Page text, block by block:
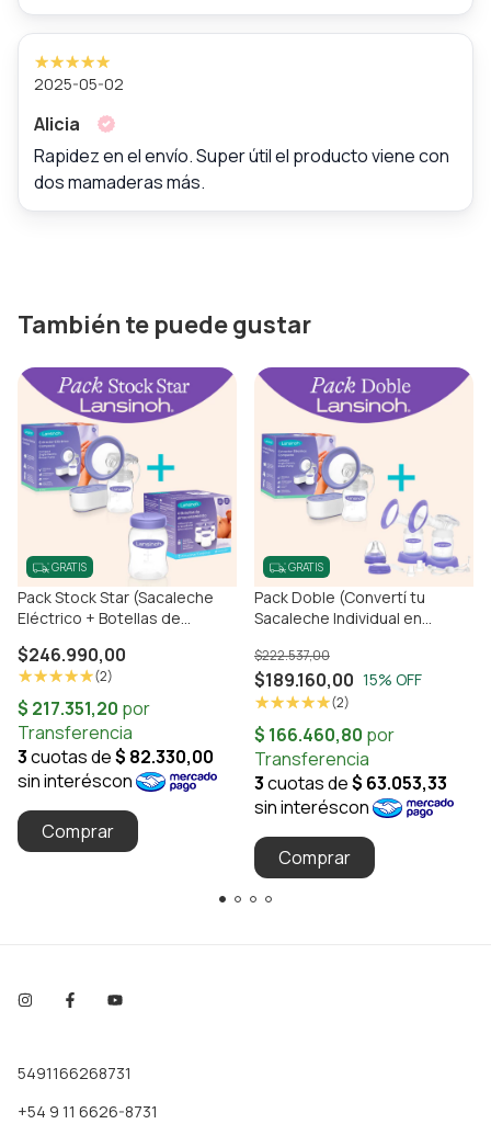
2025-05-02
Alicia
Rapidez en el envío. Super útil el producto viene con
dos mamaderas más.
También te puede gustar
GRATIS
Pack Stock Star (Sacaleche
Eléctrico + Botellas de
$246.990,00
(2)
GRATIS
Pack Doble (Convertí tu
Sacaleche Individual en
$189.160,00
$222.537,00
15% OFF
(2)
5491166268731
+54 9 11 6626-8731